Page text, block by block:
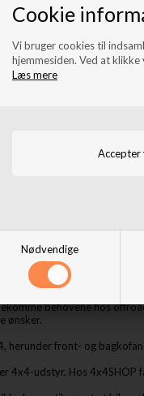
Cookie
Vi bruger cookies til
hjemmesiden. Ved at
Læs mere
Nødvendige
tilbydes der et
behovene hos
ønsker.
front- og
4x4-udstyr. Hos